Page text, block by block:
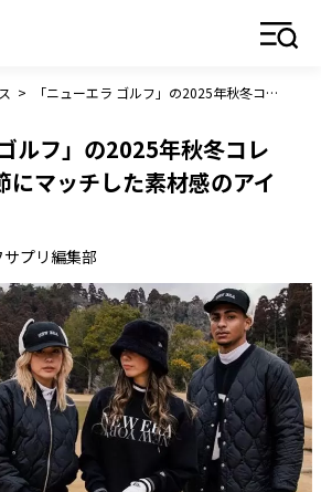
> 「ニューエラ ゴルフ」の2025年秋冬コレクションは季節にマッチした素材感のアイテムが充実！
ルフ」の2025年秋冬コレ
にマッチした素材感のアイ
サプリ編集部